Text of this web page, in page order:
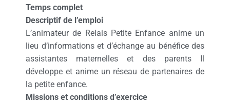
Temps complet
Descriptif de l’emploi
L’animateur de Relais Petite Enfance anime un
lieu d’informations et d’échange au bénéfice des
assistantes maternelles et des parents Il
développe et anime un réseau de partenaires de
la petite enfance.
Missions et conditions d’exercice